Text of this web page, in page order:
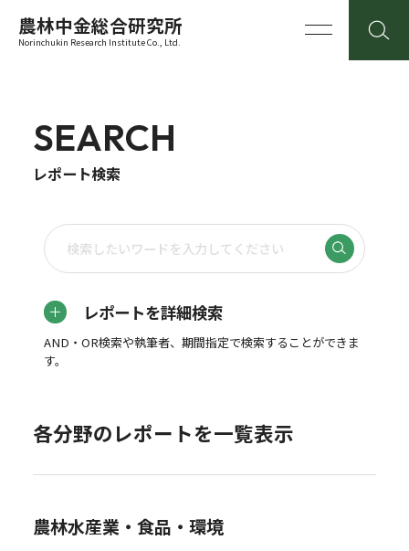
農林中金総合研究所
Norinchukin Research Institute Co., Ltd.
SEARCH
レポート検索
レポートを詳細検索
AND・OR検索や執筆者、期間指定で検索することができま
す。
各分野のレポートを一覧表示
農林水産業・食品・環境